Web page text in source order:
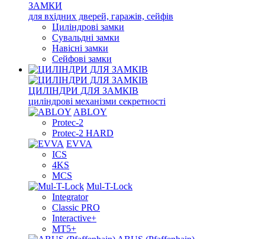
ЗАМКИ
для вхідних дверей, гаражів, сейфів
Циліндрові замки
Сувальдні замки
Навісні замки
Сейфові замки
ЦИЛІНДРИ ДЛЯ ЗАМКІВ
циліндрові механізми секретності
ABLOY
Protec-2
Protec-2 HARD
EVVA
ICS
4KS
MCS
Mul-T-Lock
Integrator
Classic PRO
Interactive+
MT5+